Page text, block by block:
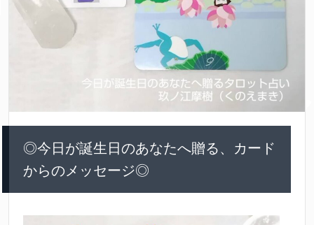
◎今日が誕生日のあなたへ贈る、カード
からのメッセージ◎